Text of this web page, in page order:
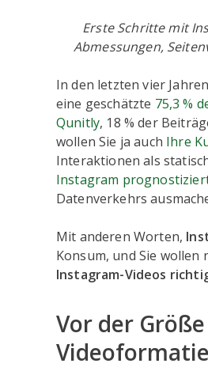
Erste Schritte mit
Abmessungen,
In den letzten vier
eine geschätzte 75,3 %
Qunitly, 18 % der
wollen Sie ja auch Ihre
Interaktionen als
Instagram
Datenverkehrs
Mit anderen Worten,
Konsum, und Sie wollen
Instagram-Videos
Vor der